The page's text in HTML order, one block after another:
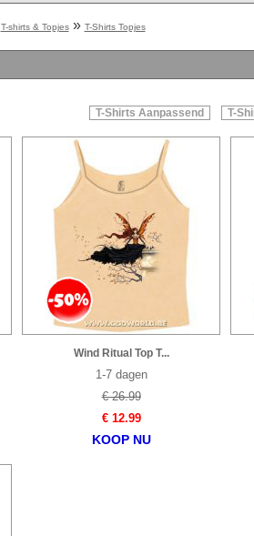
T-shirts & Topjes» T-Shirts Topjes
T-Shirts Aanpassend T-
Wind Ritual Top T...
1-7 dagen
€ 26.99
€ 12.99
KOOP NU